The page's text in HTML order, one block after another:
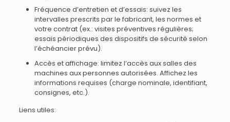
Fréquence d’entretien et d’essais: suivez les
intervalles prescrits par le fabricant, les normes et
votre contrat (ex.: visites préventives régulières;
essais périodiques des dispositifs de sécurité selon
l’échéancier prévu).
Accès et affichage: limitez l’accès aux salles des
machines aux personnes autorisées. Affichez les
informations requises (charge nominale, identifiant,
consignes, etc.).
Liens utiles: